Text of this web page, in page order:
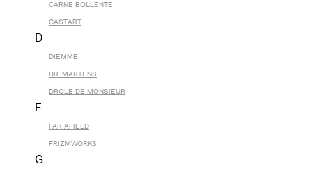
CARNE BOLLENTE
CASTART
D
DIEMME
DR. MARTENS
DROLE DE MONSIEUR
F
FAR AFIELD
FRIZMWORKS
G